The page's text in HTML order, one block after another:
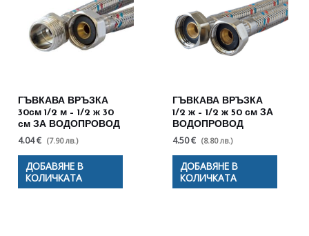
ГЪВКАВА ВРЪЗКА
30см 1/2 м – 1/2 ж 30
см ЗА ВОДОПРОВОД
4.04 € (7.90 лв.)
ДОБАВЯНЕ В
КОЛИЧКАТА
ГЪВКАВА ВРЪЗКА
1/2 ж – 1/2 ж 50 см ЗА
ВОДОПРОВОД
4.50 € (8.80 лв.)
ДОБАВЯНЕ В
КОЛИЧКАТА